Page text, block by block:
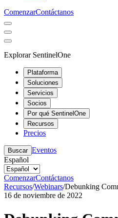
ComenzarContáctanos
Explorar SentinelOne
Plataforma
Soluciones
Servicios
Socios
Por qué SentinelOne
Recursos
Precios
Buscar Eventos
Español
ComenzarContáctanos
Recursos/Webinars/Debunking
16 de noviembre de 2022